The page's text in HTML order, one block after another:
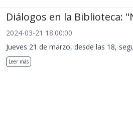
Diálogos en la Biblioteca:
2024-03-21 18:00:00
Jueves 21 de marzo, desde las 18,
Leer más